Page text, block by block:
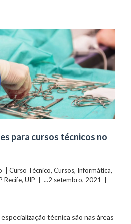
para cursos técnicos no
|
Curso Técnico, Cursos, Informática
Recife, UIP
técnica são nas áreas